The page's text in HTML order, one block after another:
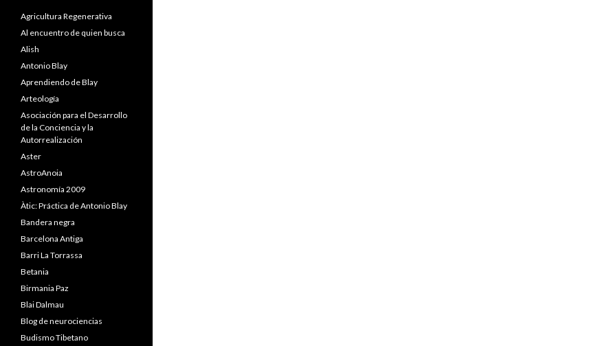
Agricultura Regenerativa
Al encuentro de quien busca
Alish
Antonio Blay
Aprendiendo de Blay
Arteología
Asociación para el Desarrollo
de la Conciencia y la
Autorrealización
Aster
AstroAnoia
Astronomía 2009
Àtic: Práctica de Antonio Blay
Bandera negra
Barcelona Antiga
Barri La Torrassa
Betania
Birmania Paz
Blai Dalmau
Blog de neurociencias
Budismo Tibetano